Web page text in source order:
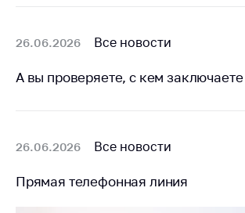
совет
Соискателям
универсальная
Общественная
26.06.2026 Все новости
А вы проверяете, с кем заключаете
26.06.2026 Все новости
Прямая телефонная линия